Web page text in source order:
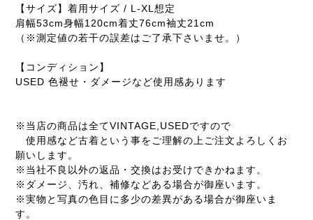
【サイズ】着用サイズ / L-XL想定
肩幅53cm身幅120cm着丈76cm袖丈21cm
（※測定値の若干の誤差はご了承下さいませ。）
【コンディション】
USED 色褪せ・ダメージなど使用感あります
※当店の商品は全てVINTAGE,USEDですので
使用感など古着という事をご理解の上ご注文よろしくお
願いします。
※当社不良以外の返品・交換はお受けできかねます。
※ダメージ、汚れ、補修などある場合が御座います。
※実物と写真の色目に多少の差異がある場合が御座いま
す。